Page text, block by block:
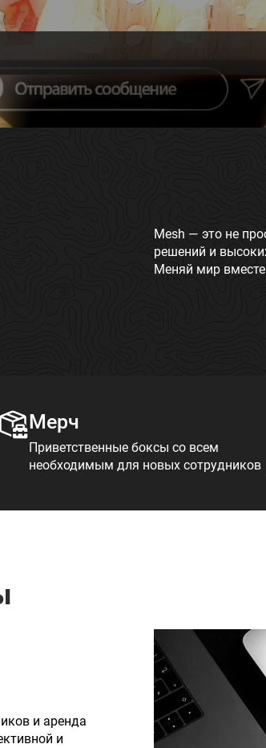
Mesh — это не
решений и
Меняй мир
Мерч
Приветственные боксы со всем
необходимым для новых сотрудников
и аренда
и